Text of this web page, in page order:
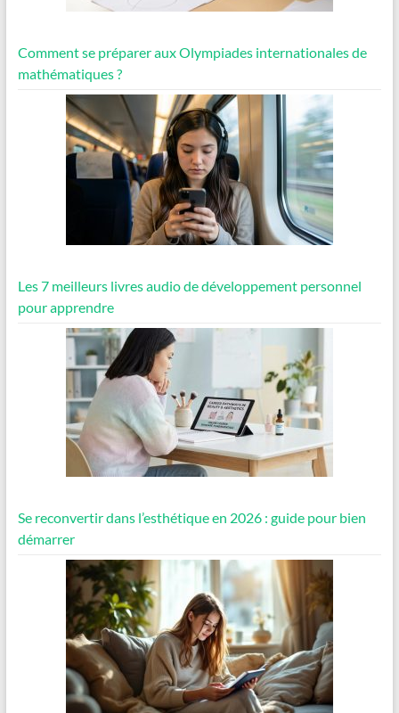
Comment se préparer aux Olympiades internationales de
mathématiques ?
Les 7 meilleurs livres audio de développement personnel
pour apprendre
Se reconvertir dans l’esthétique en 2026 : guide pour bien
démarrer